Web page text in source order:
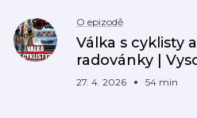
O epizodě
Válka s cyklisty
radovánky |
27. 4. 2026 54 min